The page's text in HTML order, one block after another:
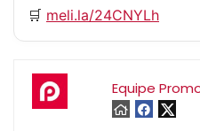
🛒 meli.la/24CNYLh
Equipe